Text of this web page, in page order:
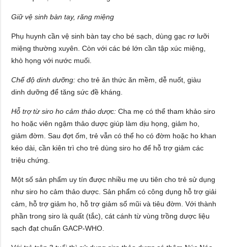
Giữ vệ sinh bàn tay, răng miệng
Phụ huynh cần vệ sinh bàn tay cho bé sạch, dùng gạc rơ lưỡi
miệng thường xuyên. Còn với các bé lớn cần tập xúc miệng,
khò họng với nước muối.
Chế độ dinh dưỡng:cho trẻ ăn thức ăn mềm, dễ nuốt, giàu
dinh dưỡng để tăng sức đề kháng.
Hỗ trợ từ siro ho cảm thảo dược: Cha mẹ có thể tham khảo siro
ho hoặc viên ngậm thảo dược giúp làm dịu họng, giảm ho,
giảm đờm. Sau đợt ốm, trẻ vẫn có thể ho có đờm hoặc ho khan
kéo dài, cần kiên trì cho trẻ dùng siro ho để hỗ trợ giảm các
triệu chứng.
Một số sản phẩm uy tín được nhiều mẹ ưu tiên cho trẻ sử dụng
như siro ho cảm thảo dược. Sản phẩm có công dụng hỗ trợ giải
cảm, hỗ trợ giảm ho, hỗ trợ giảm sổ mũi và tiêu đờm. Với thành
phần trong siro là quất (tắc), cát cánh từ vùng trồng dược liệu
sạch đạt chuẩn GACP-WHO.